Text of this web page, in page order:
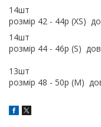
14шт
розмір 42 - 44р (XS)
14шт
розмір 44 - 46р (S)
13шт
розмір 48 - 50р (M)